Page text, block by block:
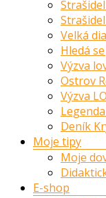
Velká
Hledá
Výzva
Ostrov
Výzva
Deník
Moje tipy
Moje
E-shop